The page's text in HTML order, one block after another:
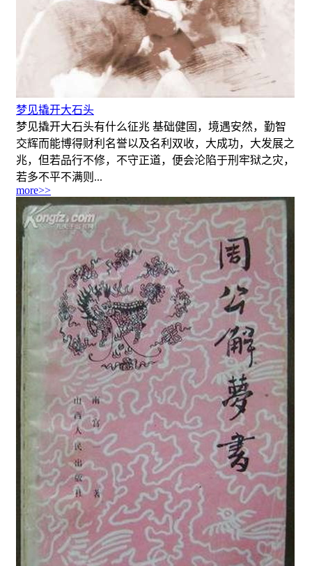
梦见撬开大石头
梦见撬开大石头有什么征兆 基础健固，境遇安然，勤智
交辉而能博得财利名誉以及名利双收，大成功，大发展之
兆，但若品行不修，不守正道，便会沦陷于刑牢狱之灾，
若多不平不满则...
more>>